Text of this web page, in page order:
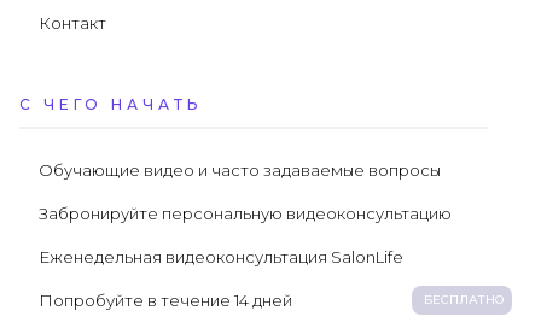
Контакт
С ЧЕГО НАЧАТЬ
Обучающие видео и часто задаваемые вопросы
Забронируйте персональную видеоконсультацию
Еженедельная видеоконсультация SalonLife
Попробуйте в течение 14 дней БЕСПЛАТНО